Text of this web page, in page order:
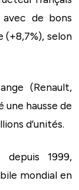
de bons
(+8,7%), selon
(Renault,
une hausse de
d’unités.
1999,
mondial en